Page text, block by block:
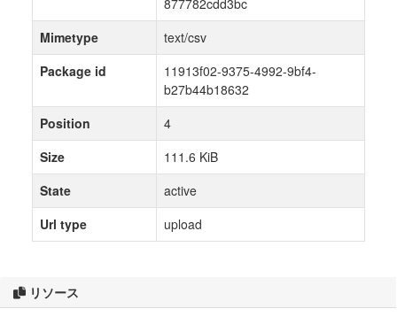
リソース
877782cdd3bc
Mimetype
text/csv
Package id
11913f02-9375-4992-9bf4-
b27b44b18632
Position
4
Size
111.6 KiB
State
active
Url type
upload